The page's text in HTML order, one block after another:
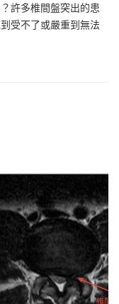
許多椎間盤突出的患
受不了或嚴重到無法